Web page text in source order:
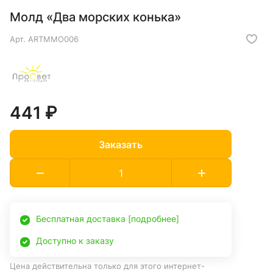
Молд «Два морских конька»
Арт. ARTMMO006
441 ₽
Заказать
Бесплатная доставка [подробнее]
Доступно к заказу
Цена действительна только для этого интернет-